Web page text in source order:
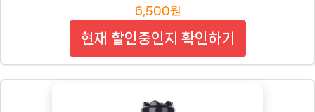
6,500원
현재 할인중인지 확인하기